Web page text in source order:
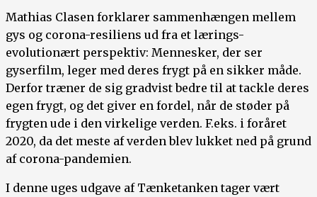
Mathias Clasen forklarer sammenhængen mellem
gys og corona-resiliens ud fra et lærings-
evolutionært perspektiv: Mennesker, der ser
gyserfilm, leger med deres frygt på en sikker måde.
Derfor træner de sig gradvist bedre til at tackle deres
egen frygt, og det giver en fordel, når de støder på
frygten ude i den virkelige verden. F.eks. i foråret
2020, da det meste af verden blev lukket ned på grund
af corona-pandemien.
I denne uges udgave af Tænketanken tager vært